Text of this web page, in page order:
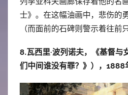
士》。在这幅油画中，悲伤的
（而面前的石碑则警示着往前
8.瓦西里·波列诺夫，《基督与
们中间谁没有罪？》），1888